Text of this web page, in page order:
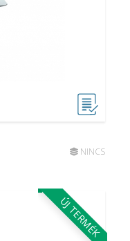
NINCS
ÚJ TERMÉK